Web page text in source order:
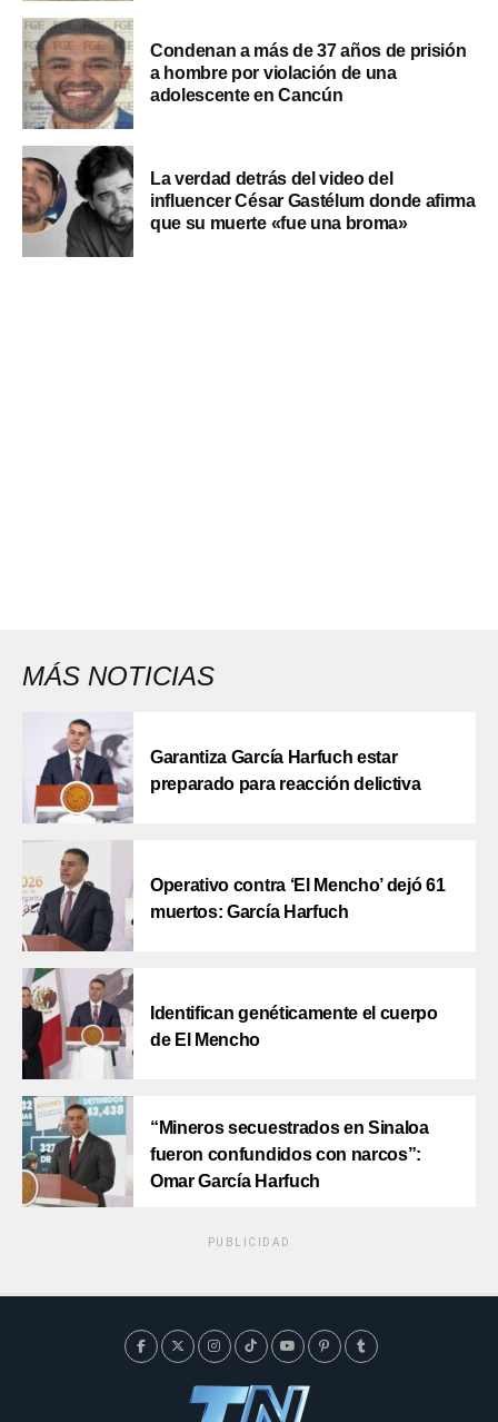
Condenan a más de 37 años de prisión
a hombre por violación de una
adolescente en Cancún
La verdad detrás del video del
influencer César Gastélum donde afirma
que su muerte «fue una broma»
MÁS NOTICIAS
Garantiza García Harfuch estar
preparado para reacción delictiva
Operativo contra ‘El Mencho’ dejó 61
muertos: García Harfuch
Identifican genéticamente el cuerpo
de El Mencho
“Mineros secuestrados en Sinaloa
fueron confundidos con narcos”:
Omar García Harfuch
PUBLICIDAD